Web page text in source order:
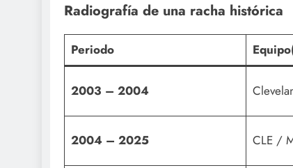
Radiografía de una racha histórica
Periodo
2003 – 2004
2004 – 2025 CLE /